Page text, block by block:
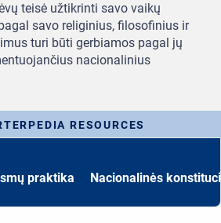
teisė užtikrinti savo vaikų
savo religinius, filosofinius ir
turi būti gerbiamos pagal jų
nacionalinius
RESOURCES
praktika Nacionalinės